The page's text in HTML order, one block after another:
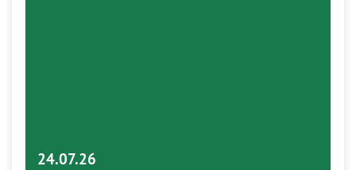
24.07.26